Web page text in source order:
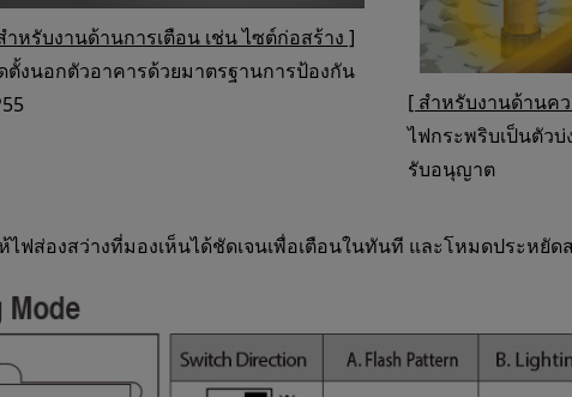
ำหรับงานด้านการเตือน เช่น ไซต์ก่อสร้าง ]
ตั้งนอกตัวอาคารด้วยมาตรฐานการป้องกัน
[ สำหรับงานด้านค
ไฟกระพริบเป็นตัว
รับอนุญาต
ส่องสว่างที่มองเห็นได้ชัดเจนเพื่อเตือนในทันที และโหมดประหยัด